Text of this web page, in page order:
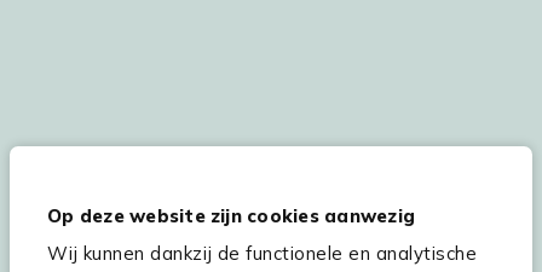
Op deze website zijn cookies aanwezig
Wij kunnen dankzij de functionele en analytische